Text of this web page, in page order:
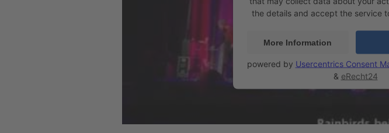
the details and accept the service
More Information
powered by Usercentrics Consent
& eRecht24